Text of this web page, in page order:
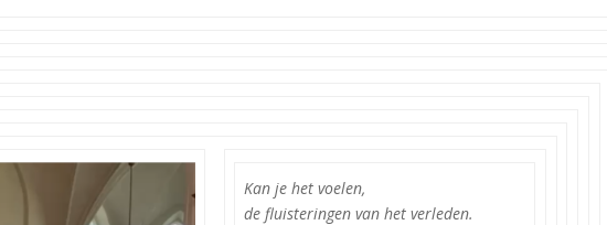
Kan je het voelen,
de fluisteringen van het verleden.